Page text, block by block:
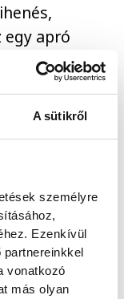
A sütikről
személyre
Ezenkívül
partnereinkkel
vonatkozó
más olyan
egy apró
hozhat. És
az oltás
nem
hogy a
jólléttel.
influenza